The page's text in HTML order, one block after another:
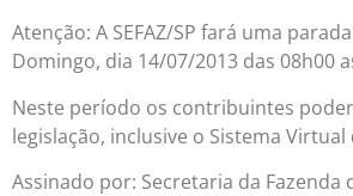
Atenção: A SEFAZ/SP fará uma
Domingo, dia 14/07/2013 das 08h00
Neste período os contribuintes
legislação, inclusive o Sistema
Assinado por: Secretaria da Fazenda